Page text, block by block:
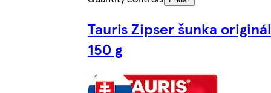
Tauris Zipser šunka originál
150 g